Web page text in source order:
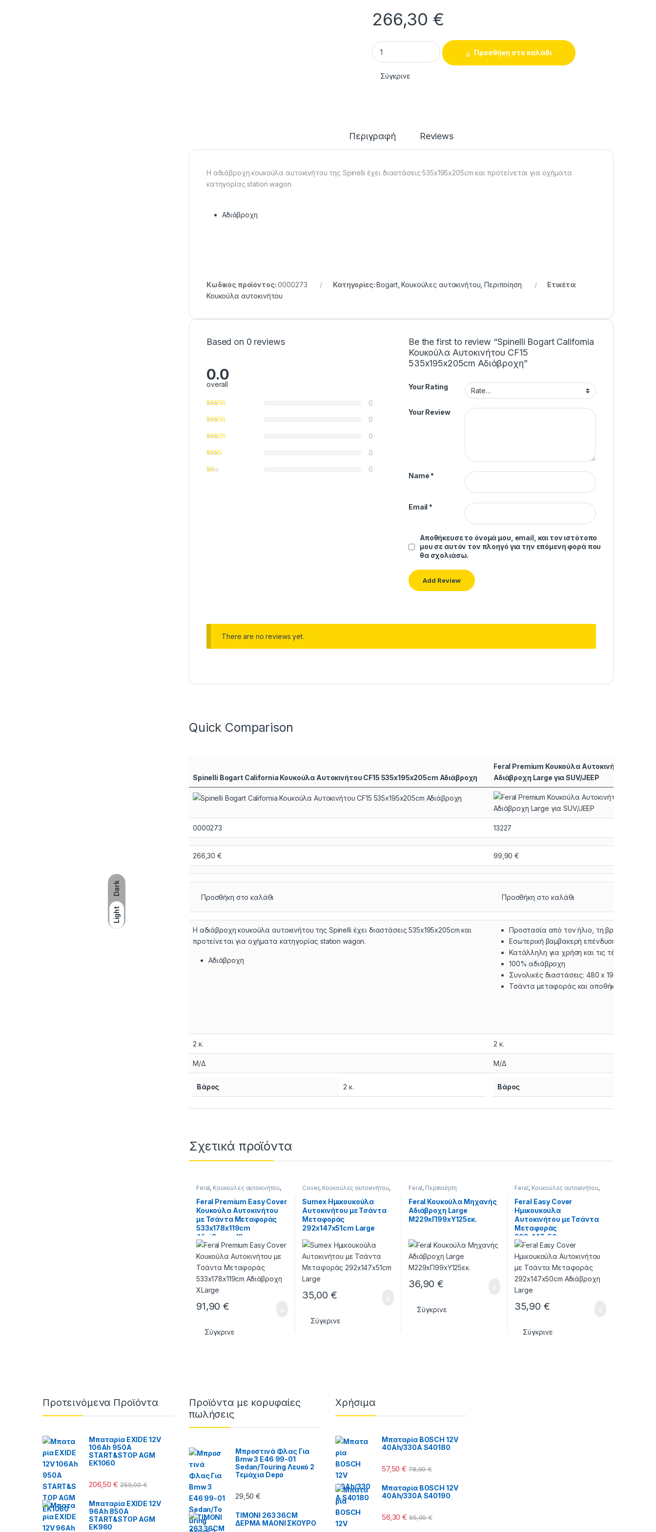
Dark
Light
266,30 €
Spinelli Bogart California Κουκούλα Αυτοκινήτου CF15 535x195x205cm
Προσθήκη στο καλάθι
Σύγκρινε
Περιγραφή Reviews
Η αδιάβροχη κουκούλα αυτοκινήτου της Spinelli έχει διαστάσεις 535x195x205cm και προτείνεται για οχήματα
κατηγορίας station wagon.
Αδιάβροχη
Κωδικός προϊόντος:0000273 Κατηγορίες:Bogart,Κουκούλες αυτοκινήτου ,Περιποίηση
Ετικέτα:
Κουκούλα αυτοκινήτου
Based on 0 reviews
0.0
overall
0
0
0
0
0
Be the first to review “Spinelli Bogart California
Κουκούλα Αυτοκινήτου CF15
535x195x205cm Αδιάβροχη”
Your Rating
Your Review
Name *
Email *
Αποθήκευσε το όνομά μου, email, και τον ιστότοπο
μου σε αυτόν τον πλοηγό για την επόμενη φορά που
θα σχολιάσω.
There are no reviews yet.
Quick Comparison
Spinelli Bogart California Κουκούλα Αυτοκινήτου CF15 535x195x205cm Αδιάβροχη
Feral Premium Κουκούλα Αυτοκινήτου με
Αδιάβροχη Large για SUV/JEEP
0000273 13227
266,30€ 99,90€
Προσθήκη στο καλάθι Προσθήκη στο καλάθι
Η αδιάβροχη κουκούλα αυτοκινήτου της Spinelli έχει διαστάσεις 535x195x205cm και
προτείνεται για οχήματα κατηγορίας station wagon.
Αδιάβροχη
Προστασία από τον ήλιο, τη βροχή, το
Εσωτερική βαμβακερή επένδυση για
Κατάλληλη για χρήση και τις τέσσερις
100% αδιάβροχη
Συνολικές διαστάσεις: 480 x 193 x 145cm
Τσάντα μεταφοράς και αποθήκευσης
2 κ. 2 κ.
Μ/Δ Μ/Δ
Βάρος 2 κ. Βάρος
Σχετικά προϊόντα
Feral, Κουκούλες αυτοκινήτου,
Περιποίηση
Feral Premium Easy Cover
Κουκούλα Αυτοκινήτου
με Τσάντα Μεταφοράς
533x178x119cm
Αδιάβροχη XLarge
91,90€
Σύγκρινε
Cover, Κουκούλες αυτοκινήτου,
Περιποίηση
Sumex Ημικουκούλα
Αυτοκινήτου με Τσάντα
Μεταφοράς
292x147x51cm Large
35,00 €
Σύγκρινε
Feral, Περιποίηση
Feral Κουκούλα Μηχανής
Αδιάβροχη Large
Μ229xΠ99xΥ125εκ.
36,90€
Σύγκρινε
Feral, Κουκούλες αυτοκινήτου,
Περιποίηση
Feral Easy Cover
Ημικουκούλα
Αυτοκινήτου με Τσάντα
Μεταφοράς
292x147x50cm
Αδιάβροχη Large
35,90 €
Σύγκρινε
Brands Carousel
Προτεινόμενα Προϊόντα
Μπαταρία EXIDE 12V
106Ah 950A
START&STOP AGM
ΕΚ1060
206,50€ 259,00€
Μπαταρία EXIDE 12V
96Ah 850A
START&STOP AGM
ΕΚ960
Προϊόντα με κορυφαίες
πωλήσεις
Μπροστινά Φλας Για
Bmw 3 E46 99-01
Sedan/Touring Λευκό 2
Τεμάχια Depo
29,50€
ΤΙΜΟΝΙ 263 36CM
ΔΕΡΜΑ MAONI ΣΚΟΥΡΟ
Χρήσιμα
Μπαταρία BOSCH 12V
40Ah/330A S40180
57,50€ 78,00€
Μπαταρία BOSCH 12V
40Ah/330A S40190
56,30€ 65,00€